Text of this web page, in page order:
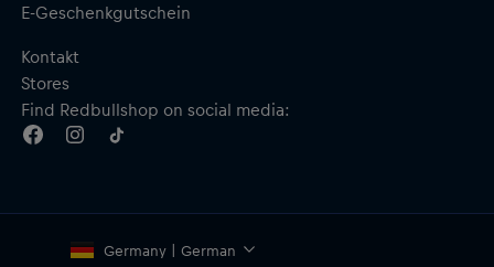
E-Geschenkgutschein
Kontakt
Stores
Find Redbullshop on social media:
Germany | German